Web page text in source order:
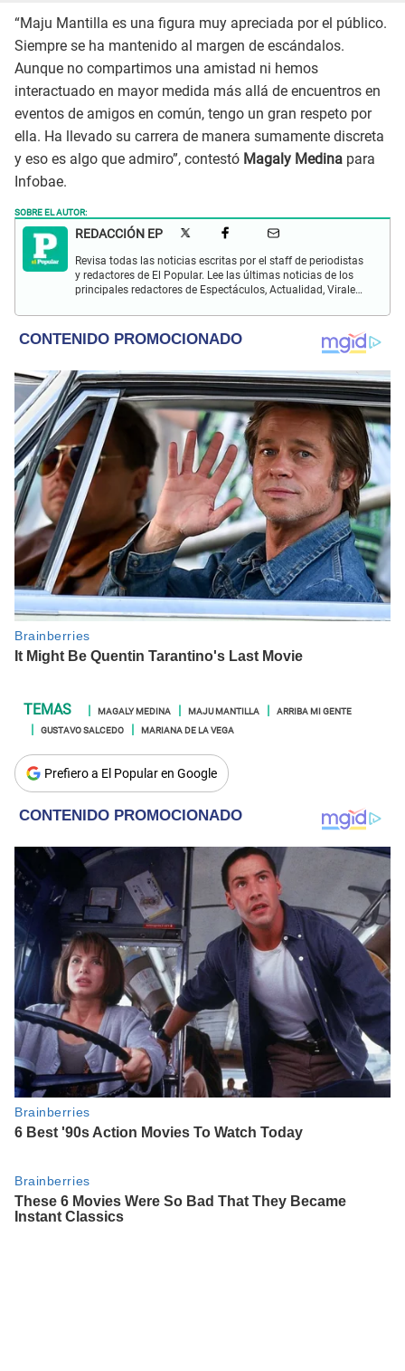
“Maju Mantilla es una figura muy apreciada por el público.
Siempre se ha mantenido al margen de escándalos.
Aunque no compartimos una amistad ni hemos
interactuado en mayor medida más allá de encuentros en
eventos de amigos en común, tengo un gran respeto por
ella. Ha llevado su carrera de manera sumamente discreta
y eso es algo que admiro”, contestó Magaly Medina para
Infobae.
SOBRE EL AUTOR:
REDACCIÓN EP
Revisa todas las noticias escritas por el staff de periodistas
y redactores de El Popular. Lee las últimas noticias de los
principales redactores de Espectáculos, Actualidad, Virales,
MAGALY MEDINA MAJU MANTILLA
ARRIBA MI GENTE
GUSTAVO SALCEDO
MARIANA DE LA VEGA
Prefiero a El Popular en Google